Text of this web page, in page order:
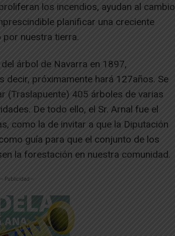
los incendios, ayudan al cambio
planificar una creciente
nuestra tierra.
árbol de Navarra en 1897,
decir, próximamente hará 127años. Se
(Traslapuente) 405 árboles de varias
De todo ello, el Sr. Arnal fue el
como la de invitar a que la Diputación
guía para que el conjunto de los
la forestación en nuestra comunidad.
-- Publicidad --